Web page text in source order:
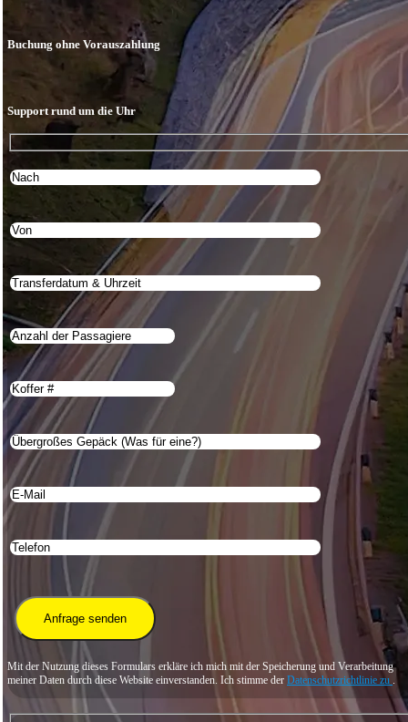
Buchung ohne Vorauszahlung
Support rund um die Uhr
Mit der Nutzung dieses Formulars erkläre ich mich mit der Speicherung und Verarbeitung
meiner Daten durch diese Website einverstanden. Ich stimme der Datenschutzrichtlinie zu